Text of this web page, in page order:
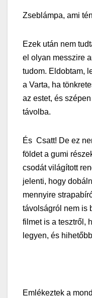
Zseblámpa, ami
Ezek után nem
el olyan messzire
tudom. Eldobtam,
a Varta, ha
az estet, és
távolba.
És Csatt! De ez
földet a gumi
csodát világított
jelenti, hogy
mennyire
távolságról nem is
filmet is a tesztről,
legyen, és
Emlékeztek a